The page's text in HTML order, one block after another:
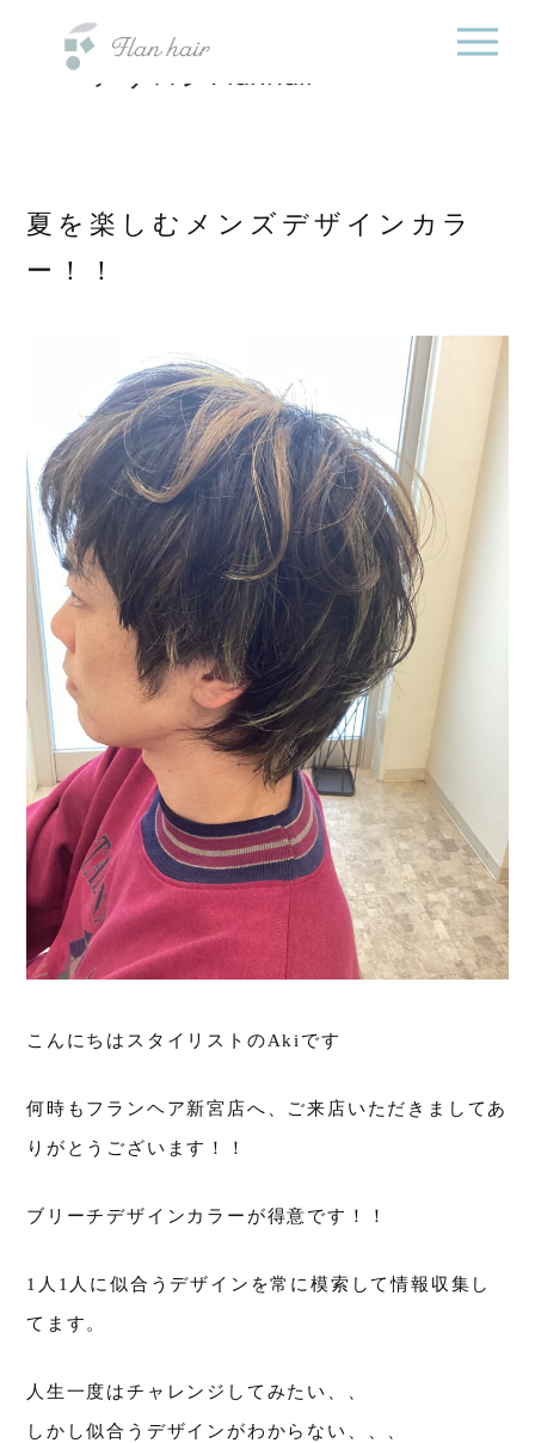
院・半個室オーガニック
ヘアサロンFlanhair
夏を楽しむメンズデザインカラ
ー！！
こんにちはスタイリストのAkiです
何時もフランヘア新宮店へ、ご来店いただきましてあ
りがとうございます！！
ブリーチデザインカラーが得意です！！
1人1人に似合うデザインを常に模索して情報収集し
てます。
人生一度はチャレンジしてみたい、、
しかし似合うデザインがわからない、、、